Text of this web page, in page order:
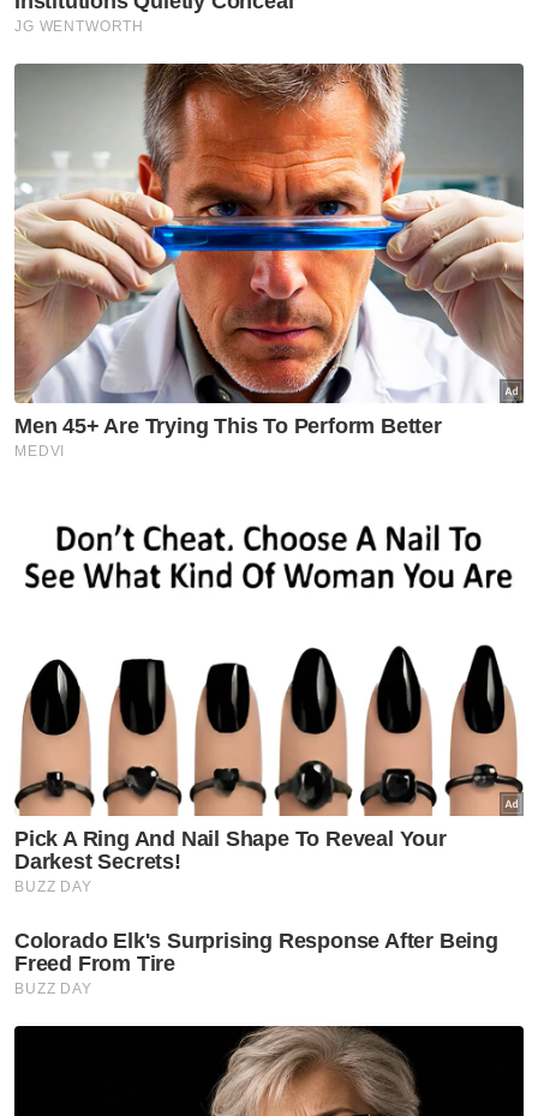
10,000 sukarelawan jadi nadi
SUKMA Selangor
Selangor KL
Empat dekad menjinak ikan
Selangor KL
'Speaker tentukan status
kerusi DUN selepas semakan' -
Amirudin
Selangor KL
Selangor